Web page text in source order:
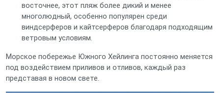
восточнее, этот пляж более дикий и менее
многолюдный, особенно популярен среди
виндсерферов и кайтсерферов благодаря подходящим
ветровым условиям.
Морское побережье Южного Хейлинга постоянно меняется
под воздействием приливов и отливов, каждый раз
представая в новом свете.